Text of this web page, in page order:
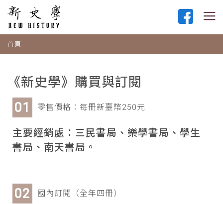
首頁
《新史學》購買與訂閱
零售價格：每冊新臺幣250元
主要經銷處：三民書局、樂學書局、學生
書局、南天書局。
國內訂閱（全年四冊）